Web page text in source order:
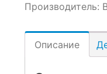
Производитель:
Описание